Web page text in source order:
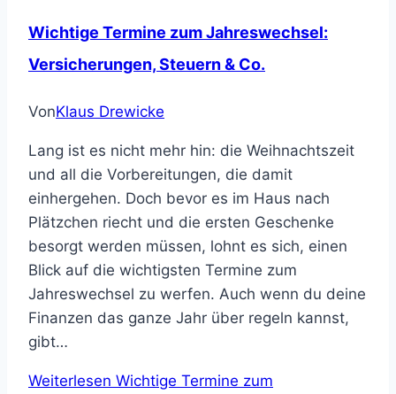
Wichtige Termine zum Jahreswechsel:
Versicherungen, Steuern & Co.
VonKlaus Drewicke
Lang ist es nicht mehr hin: die Weihnachtszeit
und all die Vorbereitungen, die damit
einhergehen. Doch bevor es im Haus nach
Plätzchen riecht und die ersten Geschenke
besorgt werden müssen, lohnt es sich, einen
Blick auf die wichtigsten Termine zum
Jahreswechsel zu werfen. Auch wenn du deine
Finanzen das ganze Jahr über regeln kannst,
gibt…
Weiterlesen Wichtige Termine zum